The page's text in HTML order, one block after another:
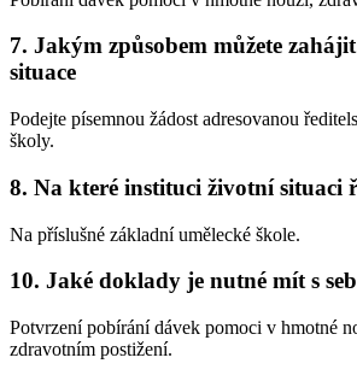
7. Jakým způsobem můžete
situace
Podejte písemnou žádost adresovanou
školy.
8. Na které instituci životní situaci
Na příslušné základní umělecké škole.
10. Jaké doklady je nutné mít s
Potvrzení pobírání dávek pomoci v hmotné
zdravotním postižení.